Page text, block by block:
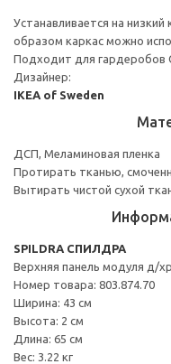
Устанавливается на низкий
образом каркас можно
Подходит для гардеробов
Дизайнер:
IKEA of Sweden
ДСП, Меламиновая пленка
Протирать тканью,
Вытирать чистой сухой
SPILDRA СПИЛДРА
Верхняя панель модуля д/
Номер товара: 803.874.70
Ширина: 43 см
Высота: 2 см
Длина: 65 см
Вес: 3.22 кг